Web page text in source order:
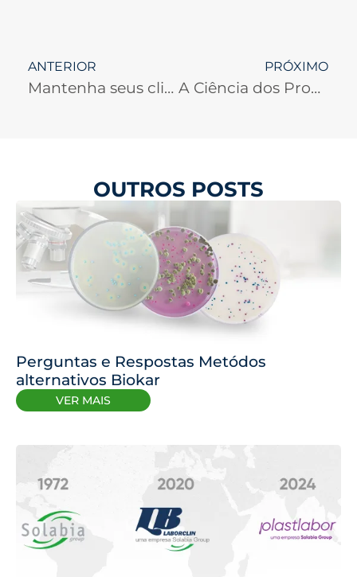
ANTERIOR
Mantenha seus clientes seguros com Compass® Listeria: a solução rápida, precisa e segura para amostras de alimentos e ambientais
PRÓXIMO
A Ciência dos Probióticos
OUTROS POSTS
Perguntas e Respostas Metódos
alternativos Biokar
VER MAIS